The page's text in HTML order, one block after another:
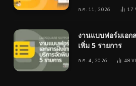
ก.ค. 11, 2026 17
งานแบบฟอร์มเอก
เพิ่ม 5 รายการ
ก.ค. 4, 2026 48